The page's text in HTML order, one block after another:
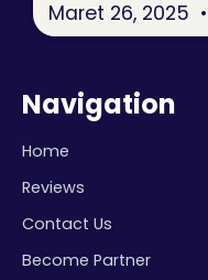
Maret 26, 2025
Navigation
Home
Reviews
Contact Us
Become Partner